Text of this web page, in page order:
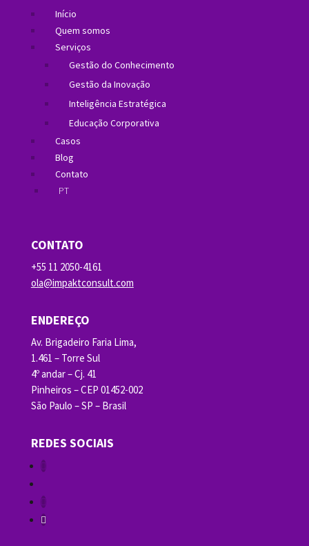
Início
Quem somos
Serviços
Gestão do Conhecimento
Gestão da Inovação
Inteligência Estratégica
Educação Corporativa
Casos
Blog
Contato
PT
CONTATO
+55 11 2050-4161
ola@impaktconsult.com
ENDEREÇO
Av. Brigadeiro Faria Lima,
1.461 – Torre Sul
4º andar – Cj. 41
Pinheiros – CEP 01452-002
São Paulo – SP – Brasil
REDES SOCIAIS